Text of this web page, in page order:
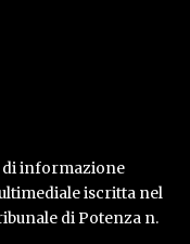
di informazione
iscritta nel
di Potenza n.